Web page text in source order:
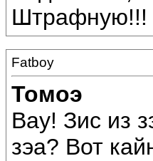
Штрафную!!!
Fatboy
Томоэ
Вау! Зис из
зэа? Вот